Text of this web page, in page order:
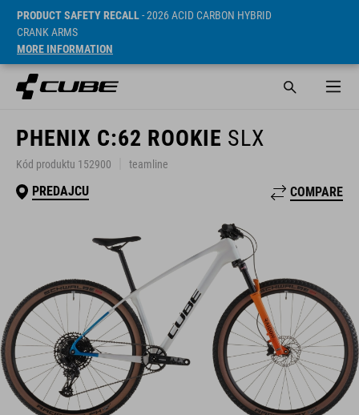
PRODUCT SAFETY RECALL- 2026 ACID CARBON HYBRID
CRANK ARMS
MORE INFORMATION
PHENIX C:62 ROOKIE SLX
Kód produktu 152900 teamline
PREDAJCU COMPARE